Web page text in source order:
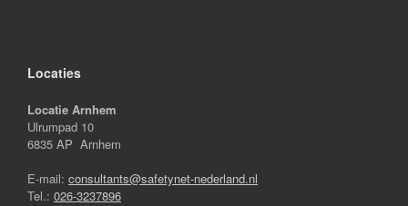
Locaties
Locatie Arnhem
Ulrumpad 10
6835 AP Arnhem
E-mail: consultants@safetynet-nederland.nl
Tel.: 026-3237896